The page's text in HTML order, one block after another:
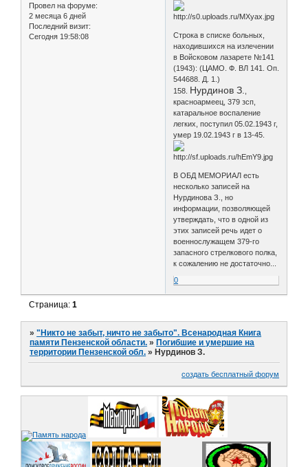
Провел на форуме:
2 месяца 6 дней
Последний визит:
Сегодня 19:58:08
Строка в списке больных,
находившихся на излечении
в Войсковом лазарете №141
(1943): (ЦАМО. Ф. ВЛ 141. Оп.
544688. Д. 1.)
158. Нурдинов З.
красноармеец, 379 зсп,
катаральное воспаление
легких, поступил 05.02.1943 г,
умер 19.02.1943 г в 13-45.
В ОБД МЕМОРИАЛ есть
несколько записей на
Нурдинова З., но
информации, позволяющей
утверждать, что в одной из
этих записей речь идет о
военнослужащем 379-го
запасного стрелкового полка,
к сожалению не достаточно...
0
Страница:1
»"Никто не забыт, ничто не забыто". Всенародная Книга
памяти Пензенской области. » Погибшие и умершие на
территории Пензенской обл. » Нурдинов З.
создать бесплатный форум